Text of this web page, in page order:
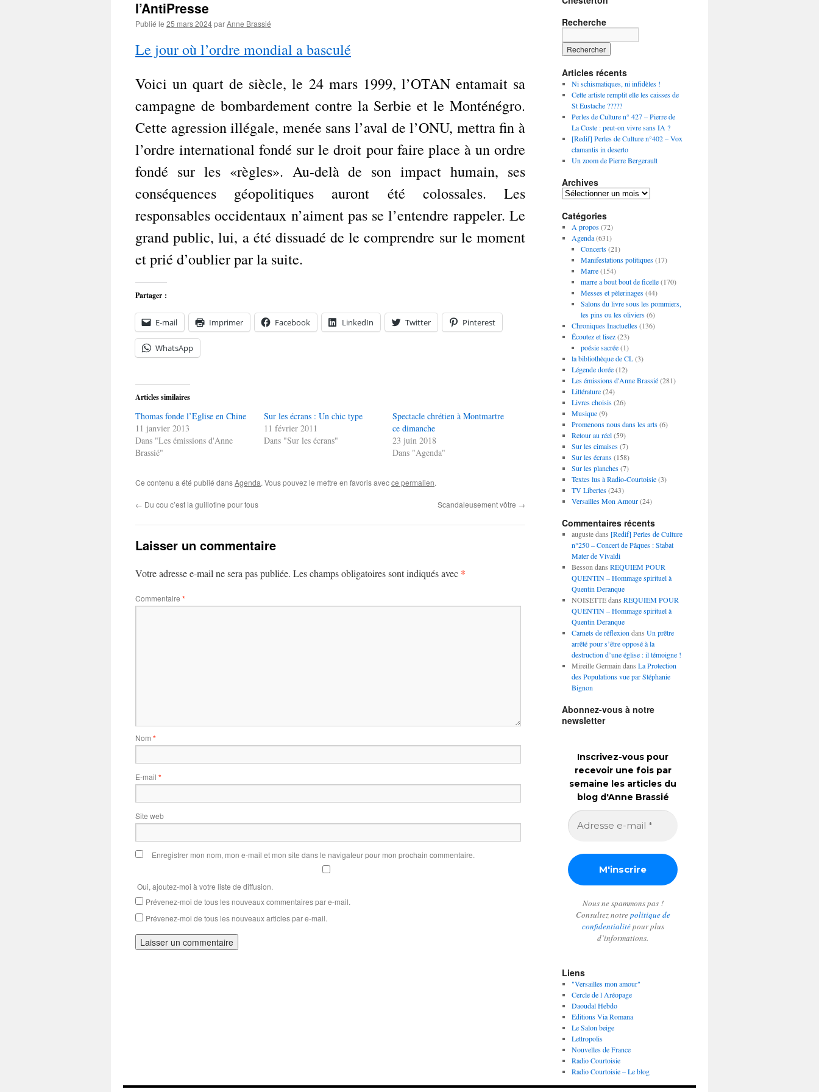
l’AntiPresse
Publié le 25 mars 2024parAnne Brassié
Le jour où l’ordre mondial a basculé
Voici un quart de siècle, le 24 mars 1999, l’OTAN entamait sa
campagne de bombardement contre la Serbie et le Monténégro.
Cette agression illégale, menée sans l’aval de l’ONU, mettra fin à
l’ordre international fondé sur le droit pour faire place à un ordre
fondé sur les «règles». Au-delà de son impact humain, ses
conséquences géopolitiques auront été colossales. Les
responsables occidentaux n’aiment pas se l’entendre rappeler. Le
grand public, lui, a été dissuadé de le comprendre sur le moment
et prié d’oublier par la suite.
Partager :
E-mail Imprimer Facebook LinkedIn Twitter Pinterest
WhatsApp
Articles similaires
Thomas fonde l’Eglise en Chine
11 janvier 2013
Dans "Les émissions d'Anne
Brassié"
Sur les écrans : Un chic type
11 février 2011
Dans "Sur les écrans"
Spectacle chrétien à Montmartre
ce dimanche
23 juin 2018
Dans "Agenda"
Ce contenu a été publié dansAgenda. Vous pouvez le mettre en favoris avecce permalien.
← Du cou c’est la guillotine pour tous Scandaleusement vôtre →
Laisser un commentaire
Votre adresse e-mail ne sera pas publiée. Les champs obligatoires sont indiqués avec *
Commentaire *
Nom *
E-mail *
Site web
Enregistrer mon nom, mon e-mail et mon site dans le navigateur pour mon prochain commentaire.
Oui, ajoutez-moi à votre liste de diffusion.
Prévenez-moi de tous les nouveaux commentaires par e-mail.
Prévenez-moi de tous les nouveaux articles par e-mail.
Recherche
Articles récents
Ni schismatiques, ni infidèles !
Cette artiste remplit elle les caisses de
St Eustache ?????
Perles de Culture n° 427 – Pierre de
La Coste : peut-on vivre sans IA ?
[Redif] Perles de Culture n°402 – Vox
clamantis in deserto
Un zoom de Pierre Bergerault
Archives
Archives
Catégories
A propos(72)
Agenda(631)
Concerts(21)
Manifestations politiques(17)
Marre(154)
marre a bout bout de ficelle(170)
Messes et pèlerinages(44)
Salons du livre sous les pommiers,
les pins ou les oliviers(6)
Chroniques Inactuelles(136)
Écoutez et lisez(23)
poésie sacrée(1)
la bibliothèque de CL(3)
Légende dorée(12)
Les émissions d'Anne Brassié(281)
Littérature(24)
Livres choisis(26)
Musique(9)
Promenons nous dans les arts(6)
Retour au réel(59)
Sur les cimaises(7)
Sur les écrans(158)
Sur les planches(7)
Textes lus à Radio-Courtoisie(3)
TV Libertes(243)
Versailles Mon Amour(24)
Commentaires récents
augustedans [Redif] Perles de Culture
n°250 – Concert de Pâques : Stabat
Mater de Vivaldi
Besson dans REQUIEM POUR
QUENTIN – Hommage spirituel à
Quentin Deranque
NOISETTEdans REQUIEM POUR
QUENTIN – Hommage spirituel à
Quentin Deranque
Carnets de réflexion dans Un prêtre
arrêté pour s’être opposé à la
destruction d’une église : il témoigne !
Mireille Germain dans La Protection
des Populations vue par Stéphanie
Bignon
Abonnez-vous à notre
newsletter
Inscrivez-vous pour
recevoir une fois par
semaine les articles du
blog d'Anne Brassié
Adresse
e-
Nous ne spammons pas !
Consultez notrepolitique de
confidentialitépour plus
d’informations.
Liens
"Versailles mon amour"
Cercle de l Aréopage
Daoudal Hebdo
Editions Via Romana
Le Salon beige
Lettropolis
Nouvelles de France
Radio Courtoisie
Radio Courtoisie – Le blog